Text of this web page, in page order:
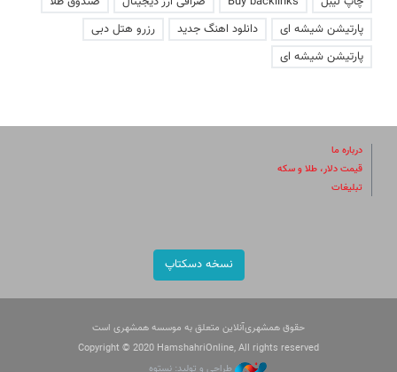
پارتیشن شیشه ای
دانلود اهنگ جدید
رزرو هتل دبی
پارتیشن شیشه ای
درباره ما
قیمت دلار، طلا و سکه
تبلیغات
نسخه دسکتاپ
حقوق همشهری‌آنلاین متعلق به موسسه همشهری است
Copyright © 2020 HamshahriOnline, All rights reserved